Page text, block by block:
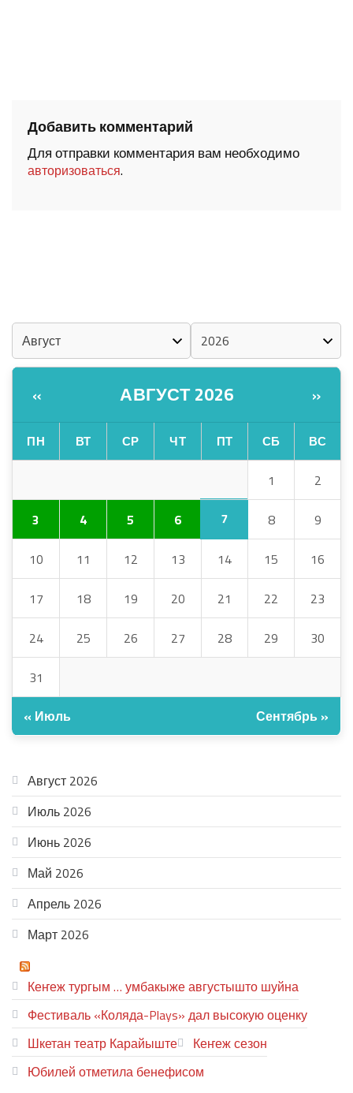
Добавить комментарий
Для отправки комментария вам необходимо
авторизоваться.
« АВГУСТ 2026 »
ПН ВТ СР ЧТ ПТ СБ ВС
1 2
3 4 5 6 7 8 9
10 11 12 13 14 15 16
17 18 19 20 21 22 23
24 25 26 27 28 29 30
31
« Июль Сентябрь »
Август 2026
Июль 2026
Июнь 2026
Май 2026
Апрель 2026
Март 2026
Кеҥеж тургым … умбакыже августышто шуйна
Фестиваль «Коляда-Plays» дал высокую оценку
Шкетан театр Карайыште
Кеҥеж сезон
Юбилей отметила бенефисом